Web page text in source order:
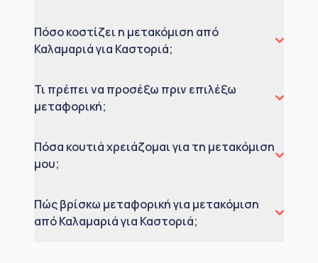
Πόσο κοστίζει η μετακόμιση από
Καλαμαριά για Καστοριά;
Τι πρέπει να προσέξω πριν επιλέξω
μεταφορική;
Πόσα κουτιά χρειάζομαι για τη μετακόμιση
μου;
Πώς βρίσκω μεταφορική για μετακόμιση
από Καλαμαριά για Καστοριά;